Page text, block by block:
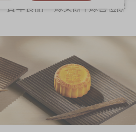
餅食
食品
餅 | 嫁喜禮
禮品
更多
奇華茶室
聯絡奇華
加入奇華
賀年食品
嫁女餅 | 嫁喜禮餅